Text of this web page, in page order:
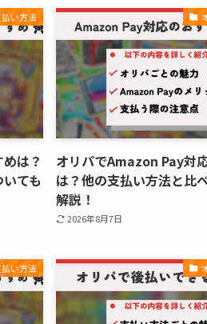
い方法
は？
ても
オリパでAmazon Pay対
は？他の支払い方法と比
解説！
2026年8月7日
い方法